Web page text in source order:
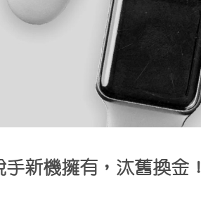
新機擁有，汰舊換金！